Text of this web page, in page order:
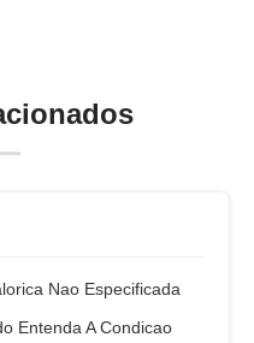
Nao Especificada
Entenda A Condicao